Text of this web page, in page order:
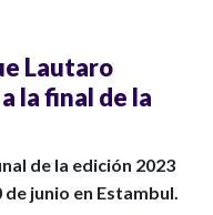
Lautaro
la final de la
de la edición 2023
junio en Estambul.